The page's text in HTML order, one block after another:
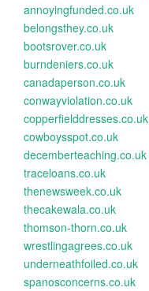
annoyingfunded.co.uk
belongsthey.co.uk
bootsrover.co.uk
burndeniers.co.uk
canadaperson.co.uk
conwayviolation.co.uk
copperfielddresses.co.uk
cowboysspot.co.uk
decemberteaching.co.uk
traceloans.co.uk
thenewsweek.co.uk
thecakewala.co.uk
thomson-thorn.co.uk
wrestlingagrees.co.uk
underneathfoiled.co.uk
spanosconcerns.co.uk